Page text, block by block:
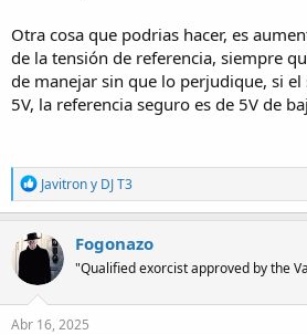
Otra cosa que podrias hacer, es
de la tensión de referencia, siempre
de manejar sin que lo perjudique, si el
5V, la referencia seguro es de 5V de
R
e
a
c
t
o
n
s
Javitrony DJ T3
Fogonazo
"Qualified exorcist approved by the
Abr 16, 2025